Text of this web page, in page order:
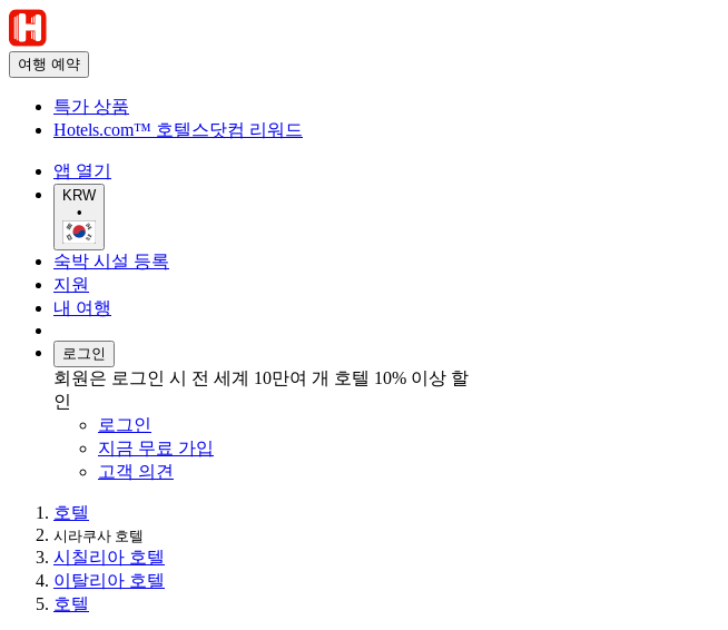
여행 예약
특가 상품
Hotels.com™ 호텔스닷컴 리워드
앱 열기
KRW
•
숙박 시설 등록
지원
내 여행
로그인
회원은 로그인 시 전 세계 10만여 개 호텔 10% 이상 할
인
로그인
지금 무료 가입
고객 의견
호텔
시라쿠사 호텔
시칠리아 호텔
이탈리아 호텔
호텔